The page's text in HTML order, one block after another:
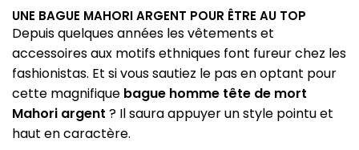
UNE BAGUE MAHORI ARGENT POUR ÊTRE AU TOP
Depuis quelques années les vêtements et
accessoires aux motifs ethniques font fureur chez les
fashionistas. Et si vous sautiez le pas en optant pour
cette magnifique bague homme tête de mort
Mahori argent ? Il saura appuyer un style pointu et
haut en caractère.